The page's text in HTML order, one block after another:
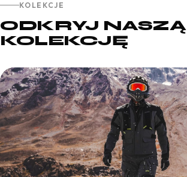
KOLEKCJE
ODKRYJ NASZĄ
KOLEKCJĘ